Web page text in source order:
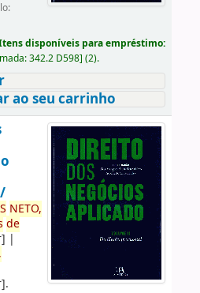
disponíveis para empréstimo:
342.2 D598] (2).
ao seu carrinho
NETO,
de
|
.